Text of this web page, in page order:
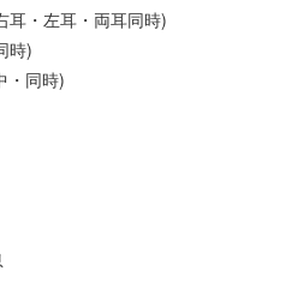
耳・左耳・両耳同時)
時)
・同時)